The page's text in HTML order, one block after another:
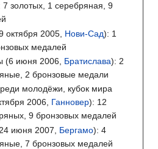
7 золотых, 1 серебряная, 9
октября 2005, Нови-Сад): 1
медалей
(6 июня 2006, Братислава): 2
2 бронзовые медали
молодёжи, кубок мира
2006, Ганновер): 12
9 бронзовых медалей
июня 2007, Бергамо): 4
7 бронзовых медалей